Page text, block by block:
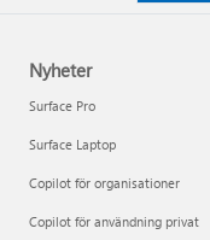
Nyheter
Surface Pro
Surface Laptop
Copilot för organisationer
Copilot för användning privat